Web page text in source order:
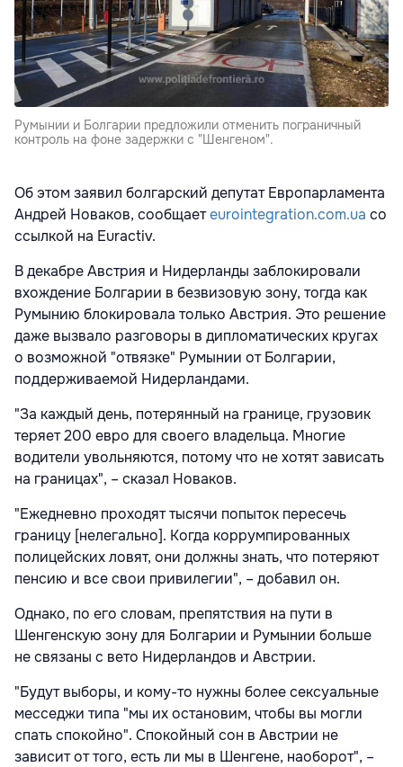
Румынии и Болгарии предложили отменить пограничный
контроль на фоне задержки с "Шенгеном".
Об этом заявил болгарский депутат Европарламента
Андрей Новаков, сообщаетeurointegration.com.ua со
ссылкой на Euractiv.
В декабре Австрия и Нидерланды заблокировали
вхождение Болгарии в безвизовую зону, тогда как
Румынию блокировала только Австрия. Это решение
даже вызвало разговоры в дипломатических кругах
о возможной "отвязке" Румынии от Болгарии,
поддерживаемой Нидерландами.
"За каждый день, потерянный на границе, грузовик
теряет 200 евро для своего владельца. Многие
водители увольняются, потому что не хотят зависать
на границах", – сказал Новаков.
"Ежедневно проходят тысячи попыток пересечь
границу [нелегально]. Когда коррумпированных
полицейских ловят, они должны знать, что потеряют
пенсию и все свои привилегии", – добавил он.
Однако, по его словам, препятствия на пути в
Шенгенскую зону для Болгарии и Румынии больше
не связаны с вето Нидерландов и Австрии.
"Будут выборы, и кому-то нужны более сексуальные
месседжи типа "мы их остановим, чтобы вы могли
спать спокойно". Спокойный сон в Австрии не
зависит от того, есть ли мы в Шенгене, наоборот", –